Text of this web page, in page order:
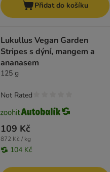
Přidat do košíku
Lukullus Vegan Garden
Stripes s dýní, mangem a
ananasem
125 g
109 Kč
872 Kč / kg
104 Kč
Not Rated